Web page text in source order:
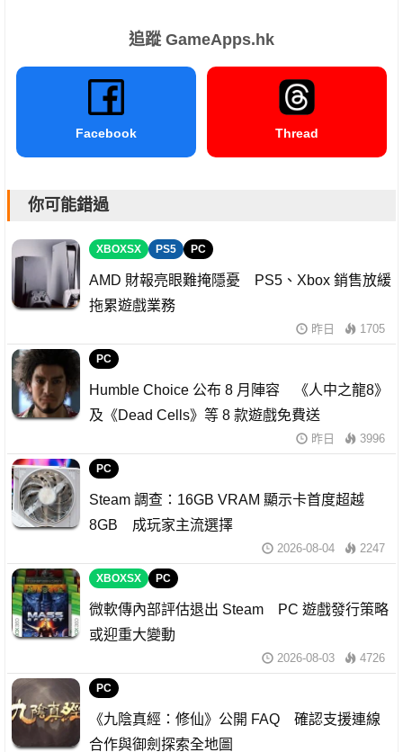
追蹤 GameApps.hk
Facebook Thread
你可能錯過
XBOXSX PS5 PC
AMD 財報亮眼難掩隱憂 PS5、Xbox 銷售放緩
拖累遊戲業務
昨日 1705
PC
Humble Choice 公布 8 月陣容 《人中之龍8》
及《Dead Cells》等 8 款遊戲免費送
昨日 3996
PC
Steam 調查：16GB VRAM 顯示卡首度超越
8GB 成玩家主流選擇
2026-08-04 2247
XBOXSX PC
微軟傳內部評估退出 Steam PC 遊戲發行策略
或迎重大變動
2026-08-03 4726
PC
《九陰真經：修仙》公開 FAQ 確認支援連線
合作與御劍探索全地圖